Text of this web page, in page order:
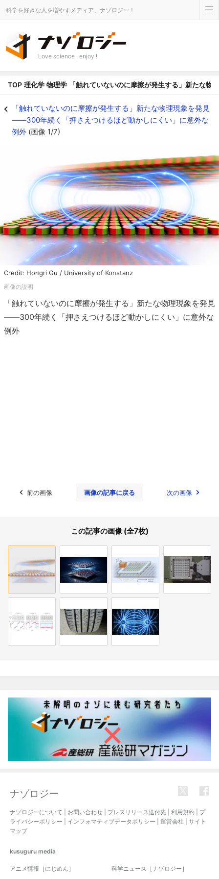
科学を好きな人を増やすメディア、ナゾロジー！
Love science , enjoy !
TOP 理化学 物理学 「触れていないのに摩擦が発生する」新たな
「触れていないのに摩擦が発生する」新たな物理現象を発見
――300年続く「押さえつけるほど動かしにくい」に意外な
例外 (画像 1/7)
Credit: Hongri Gu / University of Konstanz
「触れていないのに摩擦が発生する」新たな物理現象を発見
――300年続く「押さえつけるほど動かしにくい」に意外な
例外
前の画像 画像の記事に戻る 次の画像
この記事の画像 (全7枚)
ナゾロジー
ナゾロジーについて お問い合わせ プレスリリース送付先 利用規約
プ
ライバシーポリシー
インフォマティブデータポリシー 運営会社
サイト
マップ
kusuguru media
アニメ情報［にじめん］
科学ニュース［ナゾロジー］